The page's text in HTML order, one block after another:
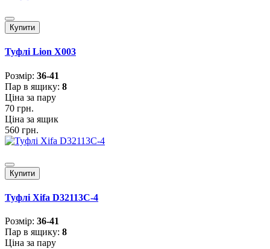
Купити
Туфлі Lion X003
Розмiр: 36-41
Пар в ящику: 8
Ціна за пару
70 грн.
Ціна за ящик
560 грн.
Купити
Туфлі Xifa D32113C-4
Розмiр: 36-41
Пар в ящику: 8
Ціна за пару